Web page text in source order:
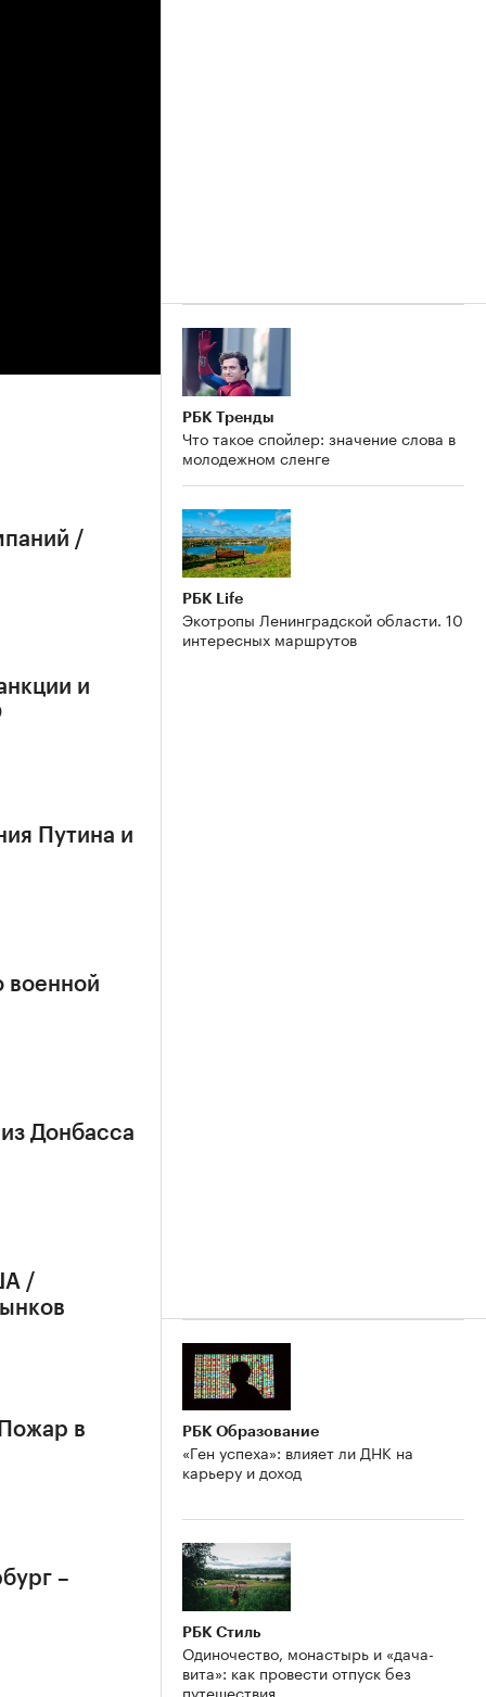
/
и
Путина и
военной
Донбасса
/
в
–
РБК Тренды
Что такое спойлер: значение слова в
молодежном сленге
РБК Life
Экотропы Ленинградской области. 10
интересных маршрутов
РБК Образование
«Ген успеха»: влияет ли ДНК на
карьеру и доход
РБК Стиль
Одиночество, монастырь и «дача-
вита»: как провести отпуск без
путешествия